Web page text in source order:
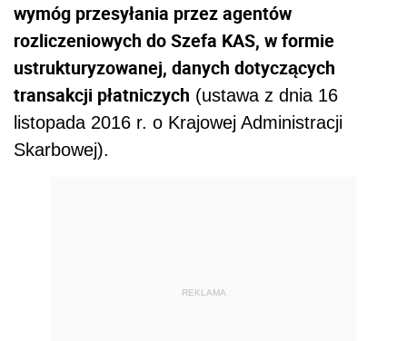
wymóg przesyłania przez agentów
rozliczeniowych do Szefa KAS, w formie
ustrukturyzowanej, danych dotyczących
transakcji płatniczych (ustawa z dnia 16
listopada 2016 r. o Krajowej Administracji
Skarbowej).
REKLAMA